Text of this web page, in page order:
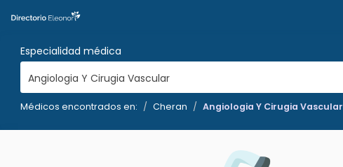
Especialidad médica
Angiologia Y Cirugia Vascular
Médicos encontrados en: Cheran Angiologia Y Cirugia Vascular